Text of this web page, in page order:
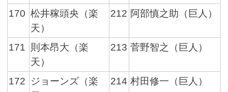
170 松井稼頭央（楽
天）
212 阿部慎之助（巨人）
171
則本昂大（楽
天）
213 菅野智之（巨人）
172
ジョーンズ（楽
214 村田修一（巨人）